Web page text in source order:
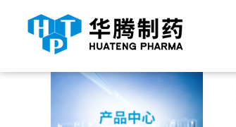
当前位置： 首页 产品中心